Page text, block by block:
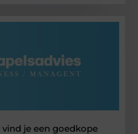
vind je een goedkope